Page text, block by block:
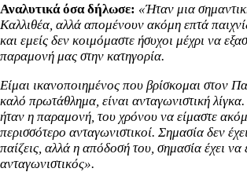
Αναλυτικά όσα δήλωσε: «Ήταν μια
Καλλιθέα, αλλά απομένουν ακόμη επτά
και εμείς δεν κοιμόμαστε ήσυχοι μέχρι να
παραμονή μας στην κατηγορία.
Eίμαι ικανοποιημένος που βρίσκομαι στον
καλό πρωτάθλημα, είναι ανταγωνιστική
ήταν η παραμονή, του χρόνου να είμαστε
περισσότερο ανταγωνιστικοί. Σημασία δεν
παίζεις, αλλά η απόδοσή του, σημασία έχει να
ανταγωνιστικός».